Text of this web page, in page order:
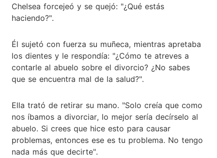
Chelsea forcejeó y se quejó: "¿Qué estás
haciendo?".
Él sujetó con fuerza su muñeca, mientras apretaba
los dientes y le respondía: "¿Cómo te atreves a
contarle al abuelo sobre el divorcio? ¿No sabes
que se encuentra mal de la salud?".
Ella trató de retirar su mano. "Solo creía que como
nos íbamos a divorciar, lo mejor sería decírselo al
abuelo. Si crees que hice esto para causar
problemas, entonces ese es tu problema. No tengo
nada más que decirte".